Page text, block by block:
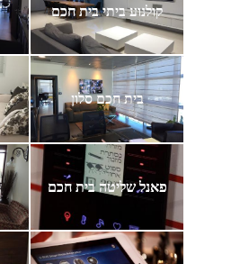
קולנוע ביתי בית חכם
בית חכם סלון
פאנל שליטה בית חכם